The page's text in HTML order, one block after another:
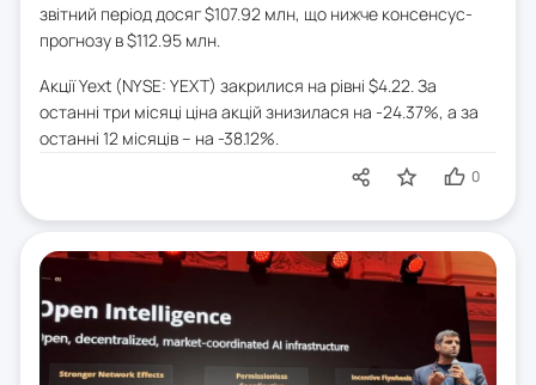
звітний період досяг $107.92 млн, що нижче консенсус-
прогнозу в $112.95 млн.
Акції Yext (NYSE: YEXT) закрилися на рівні $4.22. За
останні три місяці ціна акцій знизилася на -24.37%, а за
останні 12 місяців – на -38.12%.
0